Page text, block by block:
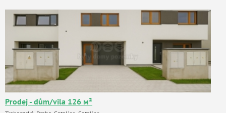
Prodej - dům/vila 126 м²